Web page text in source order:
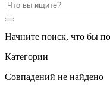
Начните поиск, что бы
Категории
Совпадений не найдено